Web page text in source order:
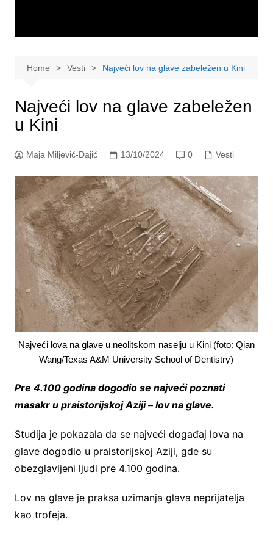
Home Vesti Najveći lov na glave zabeležen u Kini
Najveći lov na glave zabeležen
u Kini
Maja Miljević-Đajić 13/10/2024 0 Vesti
Najveći lova na glave u neolitskom naselju u Kini (foto: Qian
Wang/Texas A&M University School of Dentistry)
Pre 4.100 godina dogodio se najveći poznati
masakr u praistorijskoj Aziji – lov na glave.
Studija je pokazala da se najveći događaj lova na
glave dogodio u praistorijskoj Aziji, gde su
obezglavljeni ljudi pre 4.100 godina.
Lov na glave je praksa uzimanja glava neprijatelja
kao trofeja.